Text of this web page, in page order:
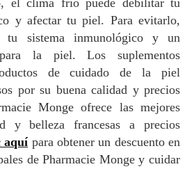
y afectar tu piel. Para evitarlo,
tu sistema inmunológico y un
la piel. Los suplementos
de cuidado de la piel
por su buena calidad y precios
Monge ofrece las mejores
y belleza francesas a precios
aquípara obtener un descuento en
de Pharmacie Monge y cuidar